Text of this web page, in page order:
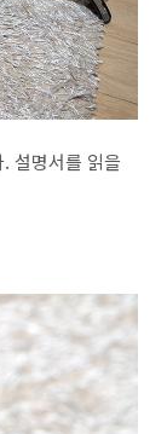
설명서를 읽을